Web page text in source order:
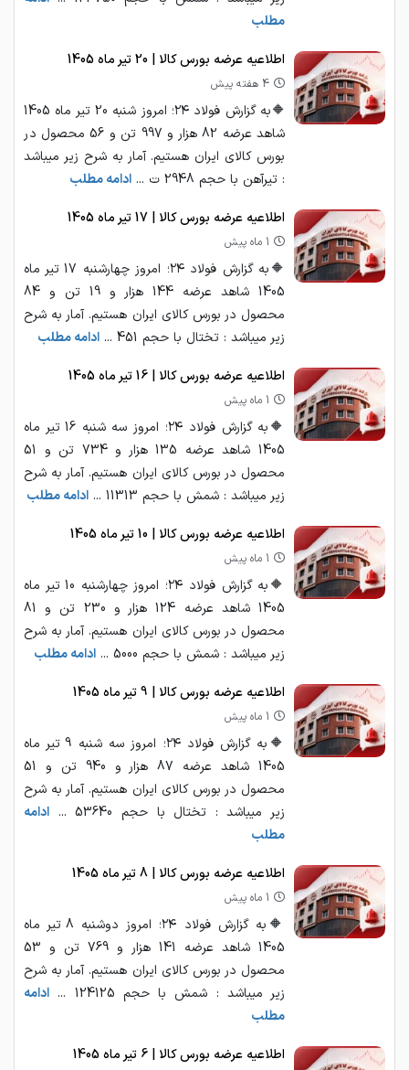
مطلب
اطلاعیه عرضه بورس کالا | 20 تیر ماه 1405
4 هفته پیش
🔶به گزارش فولاد ۲۴؛ امروز شنبه 20 تیر ماه 1405
شاهد عرضه 82 هزار و 997 تن و 56 محصول در
بورس کالای ایران هستیم. آمار به شرح زیر میباشد
: تیرآهن با حجم 2948 ت ...
ادامه مطلب
اطلاعیه عرضه بورس کالا | 17 تیر ماه 1405
1 ماه پیش
🔶به گزارش فولاد ۲۴؛ امروز چهارشنبه 17 تیر ماه
1405 شاهد عرضه 144 هزار و 19 تن و 84
محصول در بورس کالای ایران هستیم. آمار به شرح
زیر میباشد : تختال با حجم 451 ...
ادامه مطلب
اطلاعیه عرضه بورس کالا | 16 تیر ماه 1405
1 ماه پیش
🔶به گزارش فولاد ۲۴؛ امروز سه شنبه 16 تیر ماه
1405 شاهد عرضه 135 هزار و 734 تن و 51
محصول در بورس کالای ایران هستیم. آمار به شرح
زیر میباشد : شمش با حجم 11313 ...
ادامه مطلب
اطلاعیه عرضه بورس کالا | 10 تیر ماه 1405
1 ماه پیش
🔶به گزارش فولاد ۲۴؛ امروز چهارشنبه 10 تیر ماه
1405 شاهد عرضه 124 هزار و 230 تن و 81
محصول در بورس کالای ایران هستیم. آمار به شرح
زیر میباشد : شمش با حجم 5000 ...
ادامه مطلب
اطلاعیه عرضه بورس کالا | 9 تیر ماه 1405
1 ماه پیش
🔶به گزارش فولاد ۲۴؛ امروز سه شنبه 9 تیر ماه
1405 شاهد عرضه 87 هزار و 940 تن و 51
محصول در بورس کالای ایران هستیم. آمار به شرح
زیر میباشد : تختال با حجم 53640 ...
ادامه
مطلب
اطلاعیه عرضه بورس کالا | 8 تیر ماه 1405
1 ماه پیش
🔶به گزارش فولاد ۲۴؛ امروز دوشنبه 8 تیر ماه
1405 شاهد عرضه 141 هزار و 769 تن و 53
محصول در بورس کالای ایران هستیم. آمار به شرح
زیر میباشد : شمش با حجم 124125 ...
ادامه
مطلب
اطلاعیه عرضه بورس کالا | 6 تیر ماه 1405